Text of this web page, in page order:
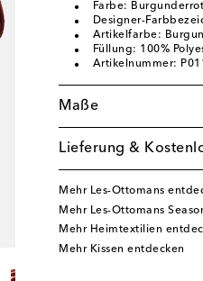
Farbe: Burgunderrot
Designer-
Artikelfarbe:
Füllung: 100%
Artikelnummer:
Maße
Lieferung &
Mehr Les-Ottomans
Mehr Les-Ottomans
Mehr Heimtextilien
Mehr Kissen entdecken